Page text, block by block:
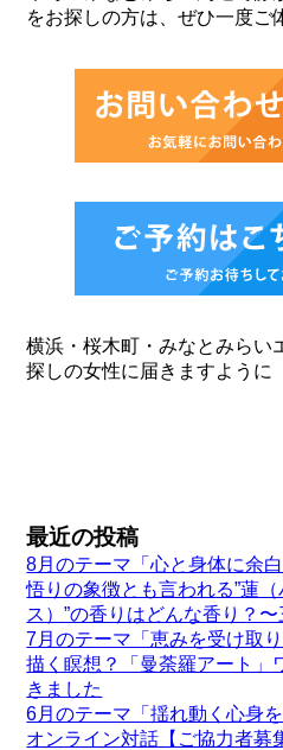
をお探しの方は、ぜひ一度ご
横浜・桜木町・みなとみらい
探しの女性に届きますように
最近の投稿
8月のテーマ「心と身体に余白
悟りの象徴とも言われる”蓮
ス）”の香りはどんな香り？
7月のテーマ「恵みを受け取
描く瞑想？「曼荼羅アート」
きました
6月のテーマ「揺れ動く心身
オンライン対話【ご協力者募